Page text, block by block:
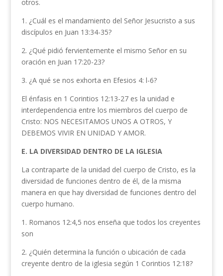
otros.
1. ¿Cuál es el mandamiento del Señor Jesucristo a sus
discípulos en Juan 13:34-35?
2. ¿Qué pidió fervientemente el mismo Señor en su
oración en Juan 17:20-23?
3. ¿A qué se nos exhorta en Efesios 4: l-6?
El énfasis en 1 Corintios 12:13-27 es la unidad e
interdependencia entre los miembros del cuerpo de
Cristo: NOS NECESITAMOS UNOS A OTROS, Y
DEBEMOS VIVIR EN UNIDAD Y AMOR.
E. LA DIVERSIDAD DENTRO DE LA IGLESIA
La contraparte de la unidad del cuerpo de Cristo, es la
diversidad de funciones dentro de él, de la misma
manera en que hay diversidad de funciones dentro del
cuerpo humano.
1. Romanos 12:4,5 nos enseña que todos los creyentes
son
2. ¿Quién determina la función o ubicación de cada
creyente dentro de la iglesia según 1 Corintios 12:18?